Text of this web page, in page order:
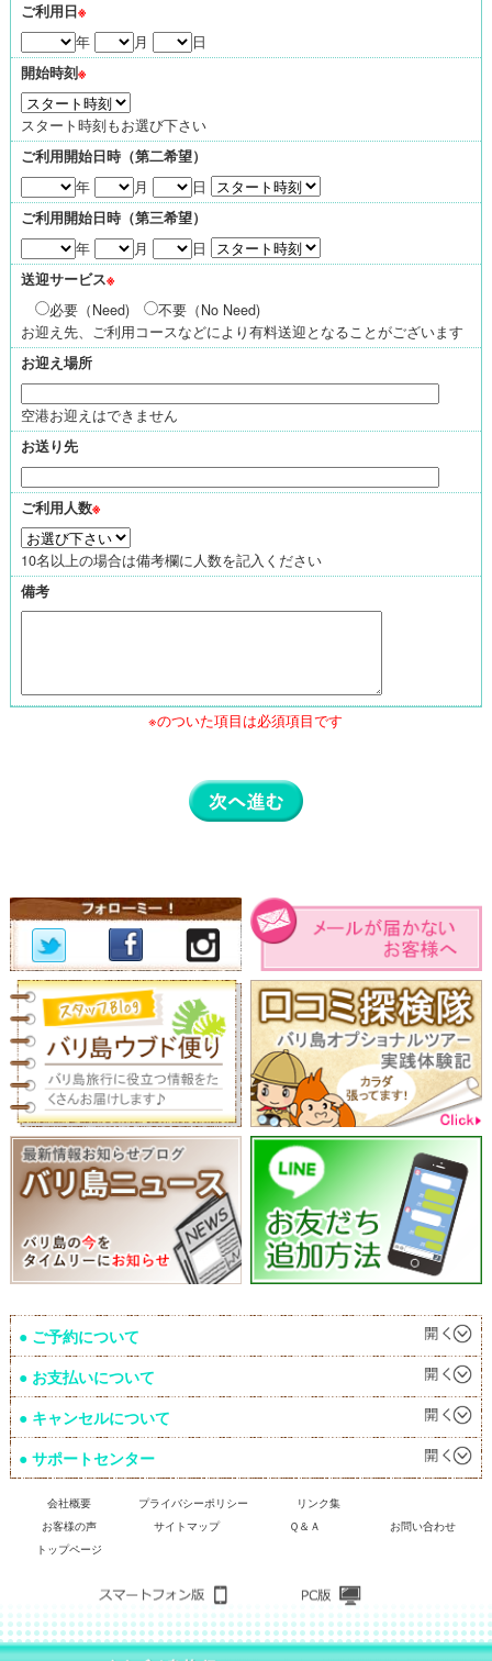
ご利用日※
年
月
日
開始時刻※
スタート時刻もお選び下さい
ご利用開始日時（第二希望）
年
月
日
ご利用開始日時（第三希望）
年
月
日
送迎サービス※
必要（Need)
不要（No Need)
お迎え先、ご利用コースなどにより有料送迎となることがございます
お迎え場所
空港お迎えはできません
お送り先
ご利用人数※
10名以上の場合は備考欄に人数を記入ください
備考
※のついた項目は必須項目です
ご予約について
お支払いについて
キャンセルについて
サポートセンター
会社概要 プライバシーポリシー
リンク集
お客様の声
サイトマップ Ｑ＆Ａ
お問い合わせ
トップページ